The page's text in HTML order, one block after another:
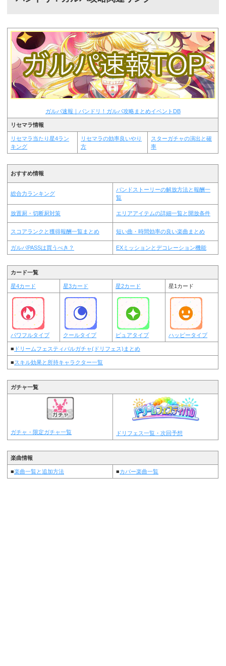
ガルパ速報｜バンドリ！ガルパ攻略まとめイベントDB
リセマラ情報
リセマラ当たり星4ラン
キング
リセマラの効率良いやり
方
スターガチャの演出と確
率
おすすめ情報
総合力ランキング
バンドストーリーの解放方法と報酬一
覧
放置厨・切断厨対策 エリアアイテムの詳細一覧と開放条件
スコアランクと獲得報酬一覧まとめ 短い曲・時間効率の良い楽曲まとめ
ガルパPASSは買うべき？ EXミッションとデコレーション機能
カード一覧
星4カード 星3カード 星2カード 星1カード
パワフルタイプ クールタイプ ピュアタイプ ハッピータイプ
■ ドリームフェスティバルガチャ(ドリフェス)まとめ
■スキル効果と所持キャラクター一覧
ガチャ一覧
ガチャ・限定ガチャ一覧 ドリフェス一覧・次回予想
楽曲情報
■楽曲一覧と追加方法 ■カバー楽曲一覧